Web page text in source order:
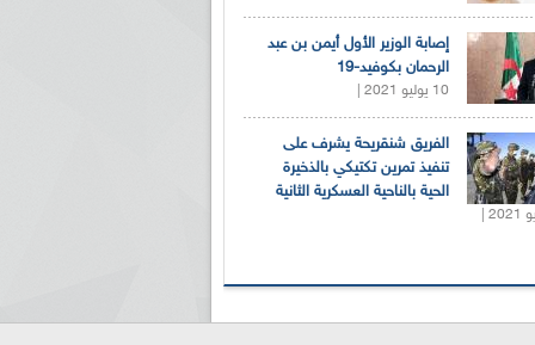
إصابة الوزير الأول أيمن بن عبد
الرحمان بكوفيد-19
10 يوليو 2021 |
الفريق شنقريحة يشرف على
تنفيذ تمرين تكتيكي بالذخيرة
الحية بالناحية العسكرية الثانية